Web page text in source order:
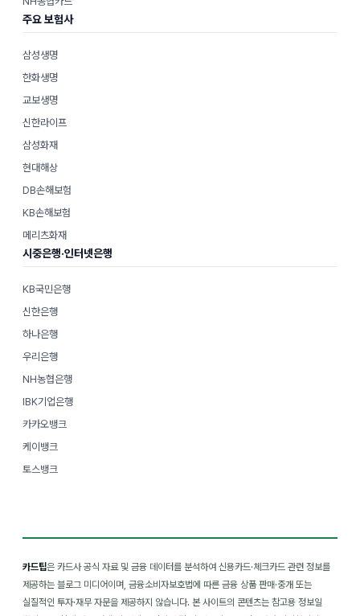
주요 보험사
삼성생명
한화생명
교보생명
신한라이프
삼성화재
현대해상
DB손해보험
KB손해보험
메리츠화재
시중은행·인터넷은행
KB국민은행
신한은행
하나은행
우리은행
NH농협은행
IBK기업은행
카카오뱅크
케이뱅크
토스뱅크
카드팁은 카드사 공식 자료 및 금융 데이터를 분석하여 신용카드·체크카드 관련 정보를
제공하는 블로그 미디어이며, 금융소비자보호법에 따른 금융 상품 판매·중개 또는
실질적인 투자·재무 자문을 제공하지 않습니다. 본 사이트의 콘텐츠는 참고용 정보일